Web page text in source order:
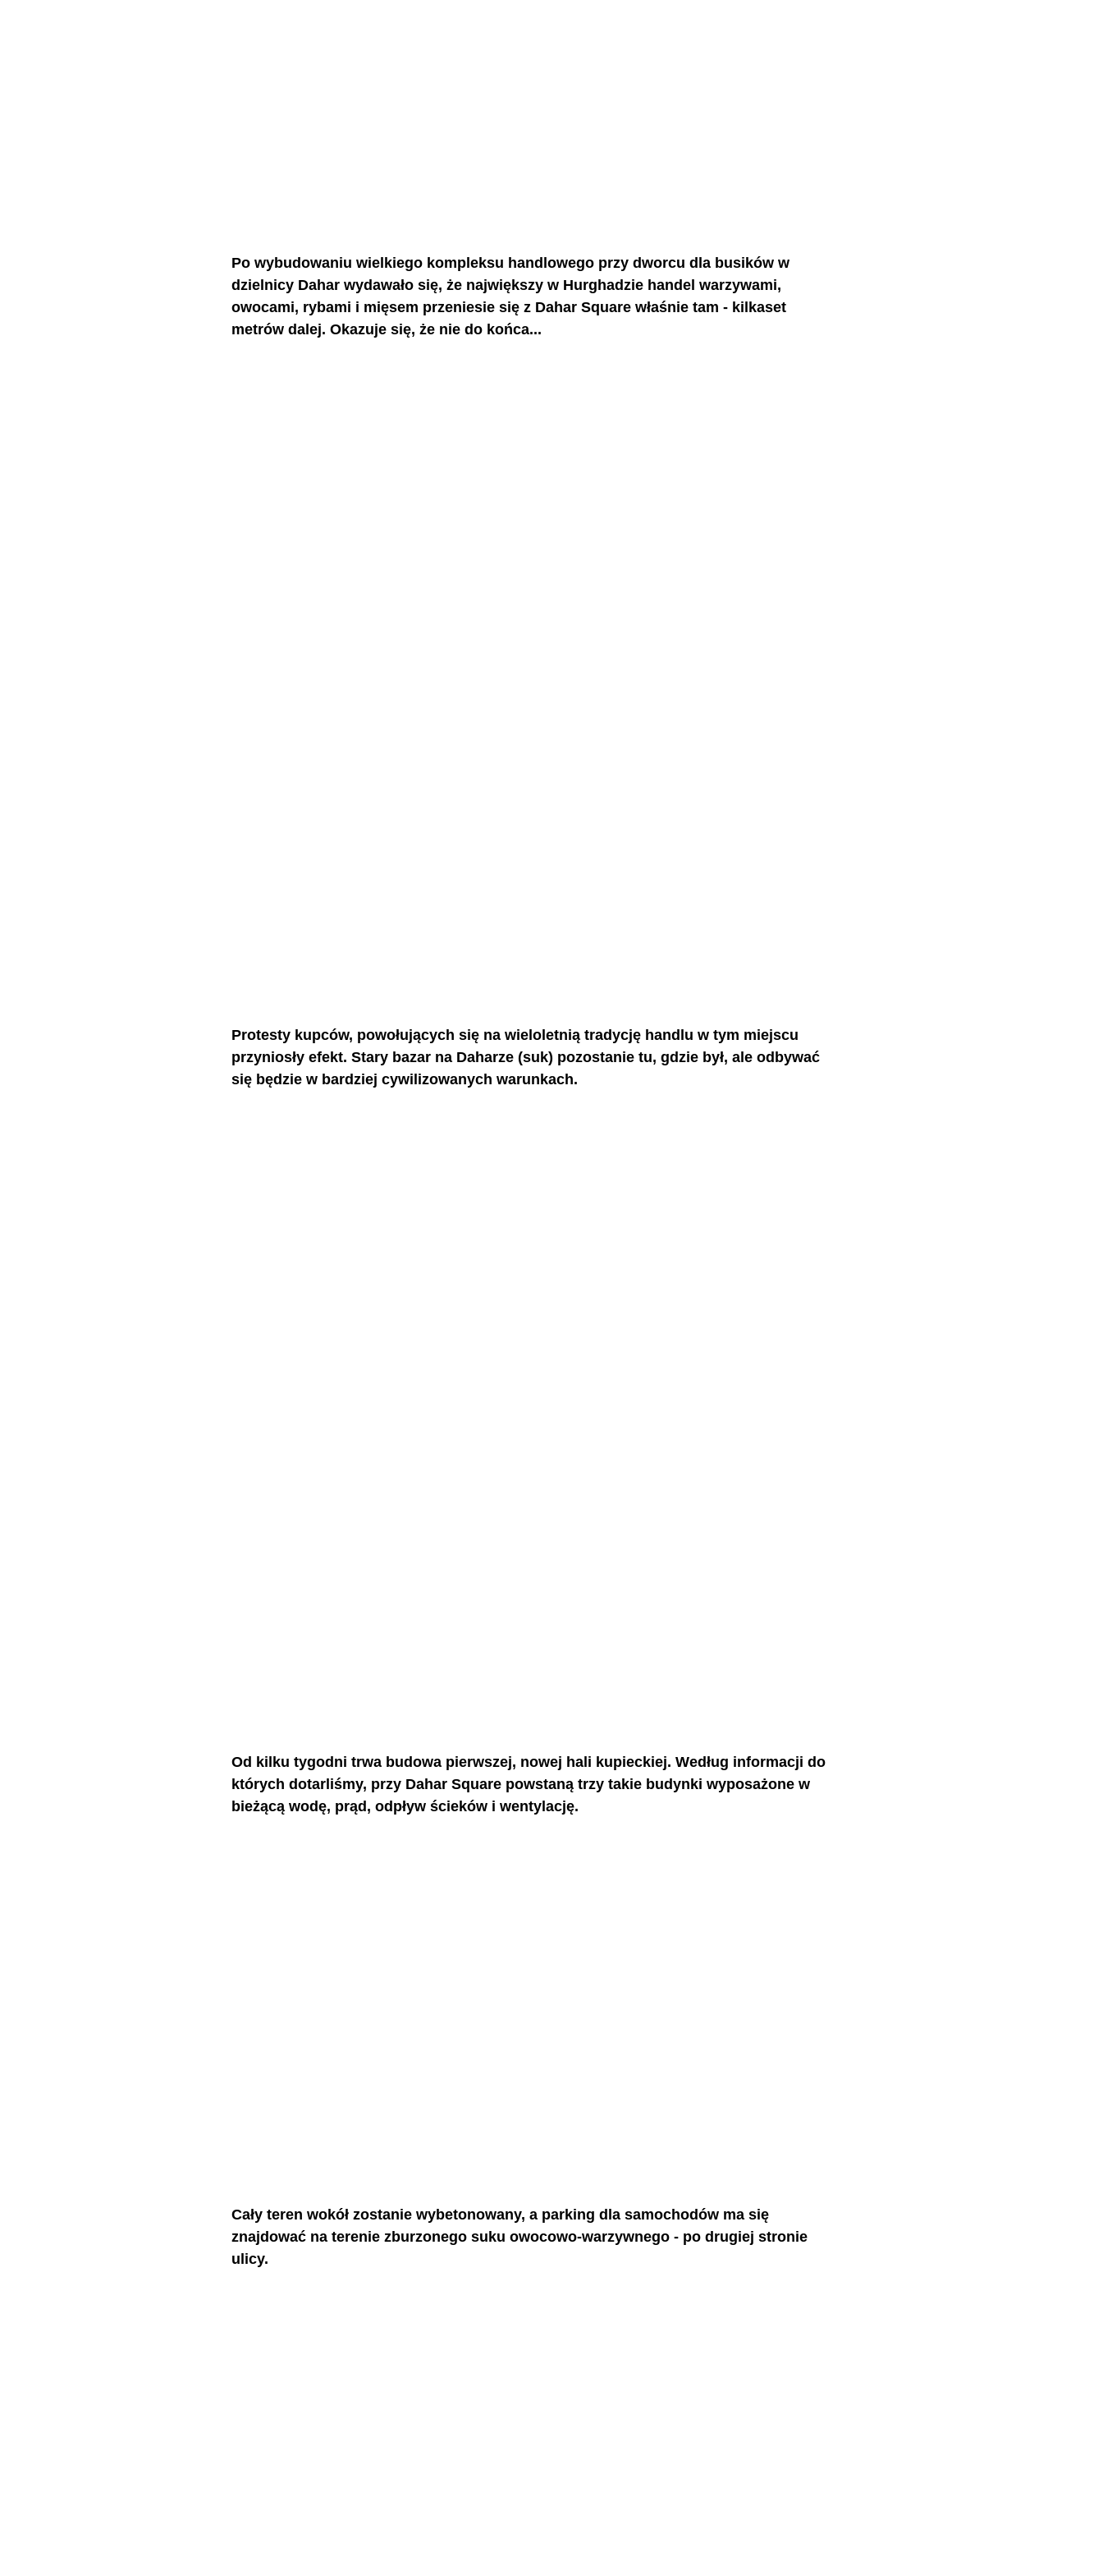
Po wybudowaniu wielkiego kompleksu handlowego przy dworcu dla busików w
dzielnicy Dahar wydawało się, że największy w Hurghadzie handel warzywami,
owocami, rybami i mięsem przeniesie się z Dahar Square właśnie tam - kilkaset
metrów dalej. Okazuje się, że nie do końca...
Protesty kupców, powołujących się na wieloletnią tradycję handlu w tym miejscu
przyniosły efekt. Stary bazar na Daharze (suk) pozostanie tu, gdzie był, ale odbywać
się będzie w bardziej cywilizowanych warunkach.
Od kilku tygodni trwa budowa pierwszej, nowej hali kupieckiej. Według informacji do
których dotarliśmy, przy Dahar Square powstaną trzy takie budynki wyposażone w
bieżącą wodę, prąd, odpływ ścieków i wentylację.
Cały teren wokół zostanie wybetonowany, a parking dla samochodów ma się
znajdować na terenie zburzonego suku owocowo-warzywnego - po drugiej stronie
ulicy.